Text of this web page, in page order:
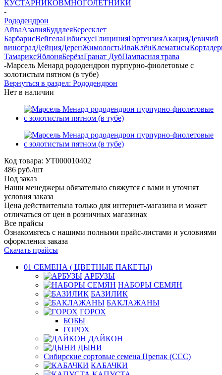
КУСТАРНИКОВМНОГОЛЕТНИКИ
-
Рододендрон
АйваАзалияБуддлеяБересклет
БарбарисВейгелаГибискусГлицинияГортензияАкацияДевичий
виноградДейцияДеренЖимолостьИваКлёнКлематисы
ТамариксЯблоняБерёзаГранат ДубПампасная трава
-Марсель Менард рододендрон пурпурно-фиолетовые с
золотистым пятном (в тубе)
Вернуться в раздел: Рододендрон
Нет в наличии
Код товара: УТ000010402
486 руб./шт
Под заказ
Наши менеджеры обязательно свяжутся с вами и уточнят
условия заказа
Цена действительна только для интернет-магазина и может
отличаться от цен в розничных магазинах
Все прайсы
Ознакомьтесь с нашими полными прайс-листами и условиями
оформления заказа
Скачать прайсы
01 СЕМЕНА ( ЦВЕТНЫЕ ПАКЕТЫ)
АРБУЗЫ
НАБОРЫ СЕМЯН
БАЗИЛИК
БАКЛАЖАНЫ
ГОРОХ
БОБЫ
ГОРОХ
ДАЙКОН
ДЫНИ
Сибирские сортовые семена Препак (ССС)
КАБАЧКИ